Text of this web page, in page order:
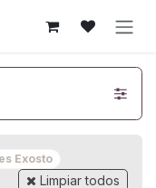
Exosto
Limpiar todos